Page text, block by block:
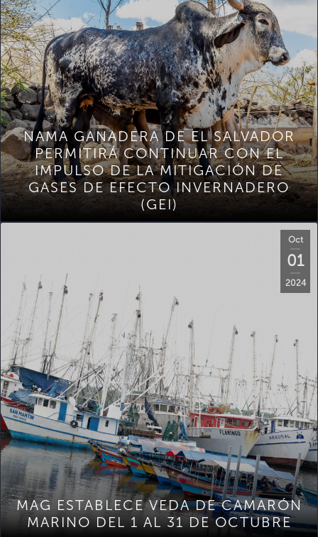
NAMA GANADERA DE EL SALVADOR
PERMITIRÁ CONTINUAR CON EL
IMPULSO DE LA MITIGACIÓN DE
GASES DE EFECTO INVERNADERO
(GEI)
Oct
01
2024
MAG ESTABLECE VEDA DE CAMARÓN
MARINO DEL 1 AL 31 DE OCTUBRE